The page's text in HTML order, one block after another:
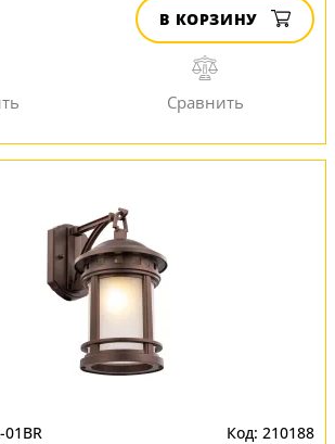
В КОРЗИНУ
01BR 210188